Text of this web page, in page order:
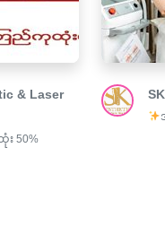
& Laser
50%